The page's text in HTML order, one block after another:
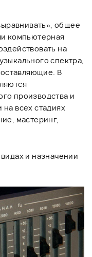
общее
компьютерная
на
спектра,
В
производства и
всех стадиях
мастеринг,
и назначении